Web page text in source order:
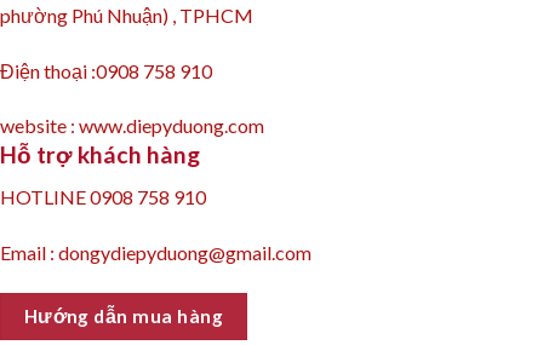
phường Phú Nhuận) , TPHCM
Điện thoại :0908 758 910
website : www.diepyduong.com
Hỗ trợ khách hàng
HOTLINE 0908 758 910
Email : dongydiepyduong@gmail.com
Hướng dẫn mua hàng